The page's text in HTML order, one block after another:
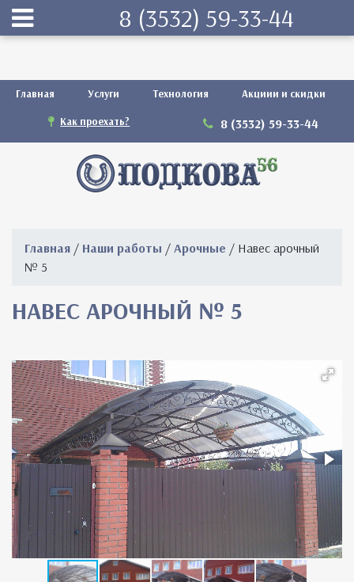
Главная Услуги Технология Акциии и скидки
Как проехать? 8 (3532) 59-33-44
Главная / Наши работы / Арочные / Навес арочный
№ 5
НАВЕС АРОЧНЫЙ № 5
8 (3532) 59-33-44